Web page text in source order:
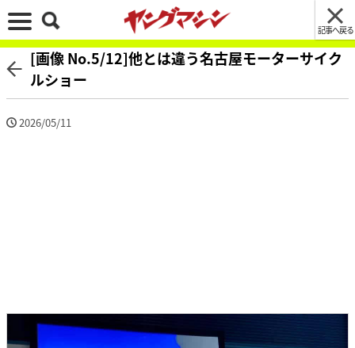
記事へ戻る
[画像 No.5/12]他とは違う名古屋モーターサイク
ルショー
2026/05/11